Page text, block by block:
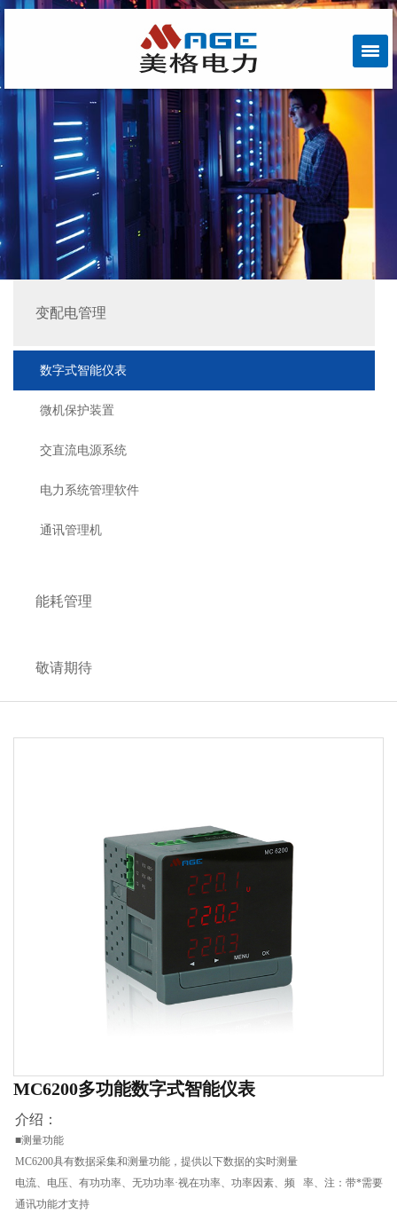
变配电管理
数字式智能仪表
微机保护装置
交直流电源系统
电力系统管理软件
通讯管理机
能耗管理
敬请期待
MC6200多功能数字式智能仪表
介绍：
■测量功能
MC6200具有数据采集和测量功能，提供以下数据的实时测量
电流、电压、有功功率、无功功率·视在功率、功率因素、频 率、注：带*需要
通讯功能才支持